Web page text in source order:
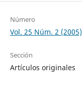
Número
Vol. 25 Núm. 2 (2005)
Sección
Artículos originales